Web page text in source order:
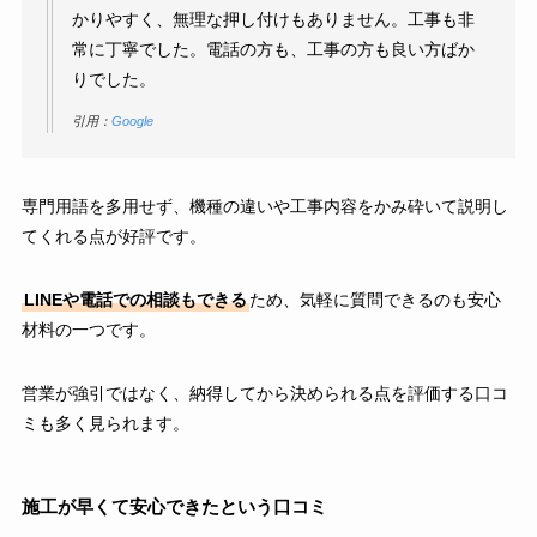
かりやすく、無理な押し付けもありません。工事も非
常に丁寧でした。電話の方も、工事の方も良い方ばか
りでした。
引用： Google
専門用語を多用せず、機種の違いや工事内容をかみ砕いて説明し
てくれる点が好評です。
LINEや電話での相談もできるため、気軽に質問できるのも安心
材料の一つです。
営業が強引ではなく、納得してから決められる点を評価する口コ
ミも多く見られます。
施工が早くて安心できたという口コミ